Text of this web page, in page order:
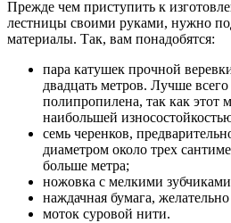
Прежде чем приступить к
лестницы своими руками, нужно
материалы. Так, вам понадобятся:
пара катушек прочной
двадцать метров. Лучше
полипропилена, так как этот
наибольшей
семь черенков,
диаметром около трех
больше метра;
ножовка с мелкими
наждачная бумага,
моток суровой нити.